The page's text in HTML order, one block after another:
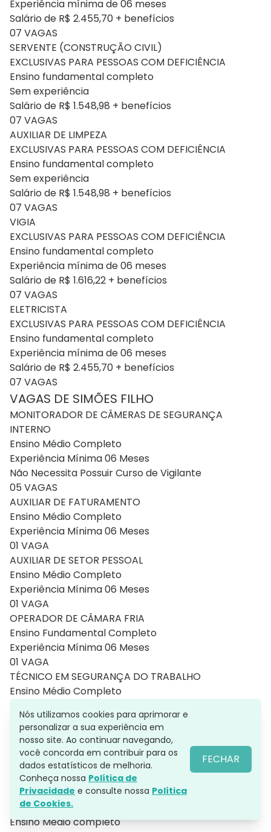
Experiência mínima de 06 meses
Salário de R$ 2.455,70 + benefícios
07 VAGAS
SERVENTE (CONSTRUÇÃO CIVIL)
EXCLUSIVAS PARA PESSOAS COM DEFICIÊNCIA
Ensino fundamental completo
Sem experiência
Salário de R$ 1.548,98 + benefícios
07 VAGAS
AUXILIAR DE LIMPEZA
EXCLUSIVAS PARA PESSOAS COM DEFICIÊNCIA
Ensino fundamental completo
Sem experiência
Salário de R$ 1.548,98 + benefícios
07 VAGAS
VIGIA
EXCLUSIVAS PARA PESSOAS COM DEFICIÊNCIA
Ensino fundamental completo
Experiência mínima de 06 meses
Salário de R$ 1.616,22 + benefícios
07 VAGAS
ELETRICISTA
EXCLUSIVAS PARA PESSOAS COM DEFICIÊNCIA
Ensino fundamental completo
Experiência mínima de 06 meses
Salário de R$ 2.455,70 + benefícios
07 VAGAS
VAGAS DE SIMÕES FILHO
MONITORADOR DE CÂMERAS DE SEGURANÇA
INTERNO
Ensino Médio Completo
Experiência Mínima 06 Meses
Não Necessita Possuir Curso de Vigilante
05 VAGAS
AUXILIAR DE FATURAMENTO
Ensino Médio Completo
Experiência Mínima 06 Meses
01 VAGA
AUXILIAR DE SETOR PESSOAL
Ensino Médio Completo
Experiência Mínima 06 Meses
01 VAGA
OPERADOR DE CÂMARA FRIA
Ensino Fundamental Completo
Experiência Mínima 06 Meses
01 VAGA
TÉCNICO EM SEGURANÇA DO TRABALHO
Ensino Médio Completo
Possuir Curso Na Área
01 VAGA
CONFERENTE DE CARGA E DESCARGA
Ensino Médio Completo
Experiência Mínima 06 Meses
04 VAGAS
ELETRICISTA
Ensino Médio completo
Nós utilizamos cookies para aprimorar e
personalizar a sua experiência em
nosso site. Ao continuar navegando,
você concorda em contribuir para os
dados estatísticos de melhoria.
Conheça nossa Política de
Privacidade e consulte nossa Política
de Cookies.
FECHAR